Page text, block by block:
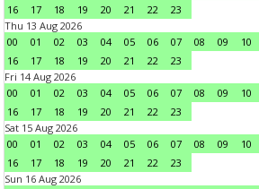
16
17 18 19 20 21 22
23
Thu 13 Aug 2026
00
01 02 03 04 05 06 07 08 09 10
16
17 18 19 20 21 22
23
Fri 14 Aug 2026
00
01 02 03 04 05 06 07 08 09 10
16
17 18 19 20 21 22
23
Sat 15 Aug 2026
00
01 02 03 04 05 06 07 08 09 10
16
17 18 19 20 21 22
23
Sun 16 Aug 2026